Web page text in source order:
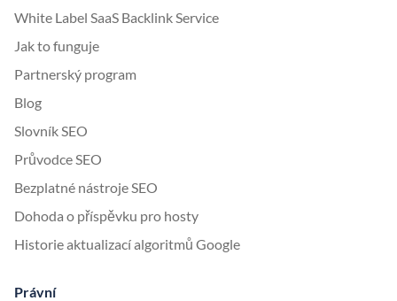
White Label SaaS Backlink Service
Jak to funguje
Partnerský program
Blog
Slovník SEO
Průvodce SEO
Bezplatné nástroje SEO
Dohoda o příspěvku pro hosty
Historie aktualizací algoritmů Google
Právní